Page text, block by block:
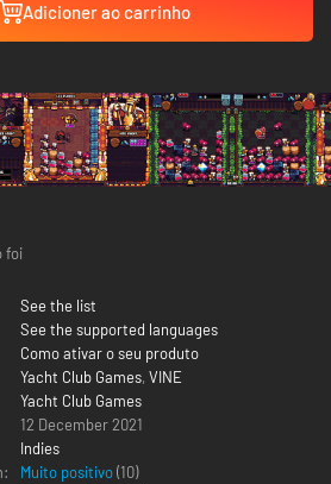
Adicioner ao carrinho
foi
See the list
See the supported languages
Como ativar o seu produto
Yacht Club Games, VINE
Yacht Club Games
12 December 2021
Indies
Muito positivo(10)